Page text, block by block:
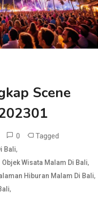
Scene
0 Tagged
Bali,
Objek Wisata Malam Di Bali,
Hiburan Malam Di Bali,
,